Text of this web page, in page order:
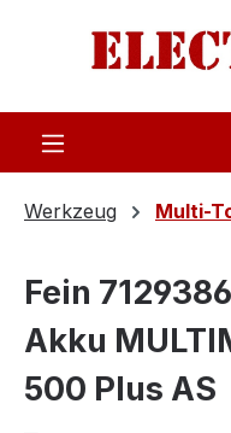
Zum Hauptinhalt
Werkzeug Multi-
Fein
Akku
500 Plus AS